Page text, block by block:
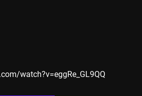
watch?v=eggRe_GL9QQ